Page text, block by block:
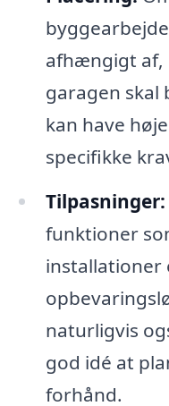
afhængigt af,
garagen skal
kan have
specifikke
Tilpasninger:
funktioner
installationer
naturligvis
god idé at
forhånd.